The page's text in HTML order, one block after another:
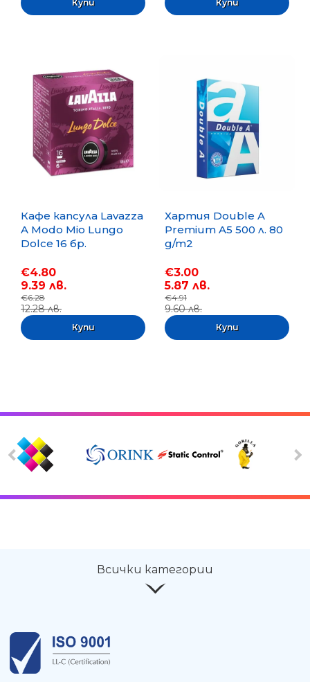
Кафе капсула Lavazza
A Modo Mio Lungo
Dolce 16 бр.
€4.80
9.39 лв.
€6.28
12.28 лв.
Хартия Double A
Premium A5 500 л. 80
g/m2
€3.00
5.87 лв.
€4.91
9.60 лв.
Всички категории